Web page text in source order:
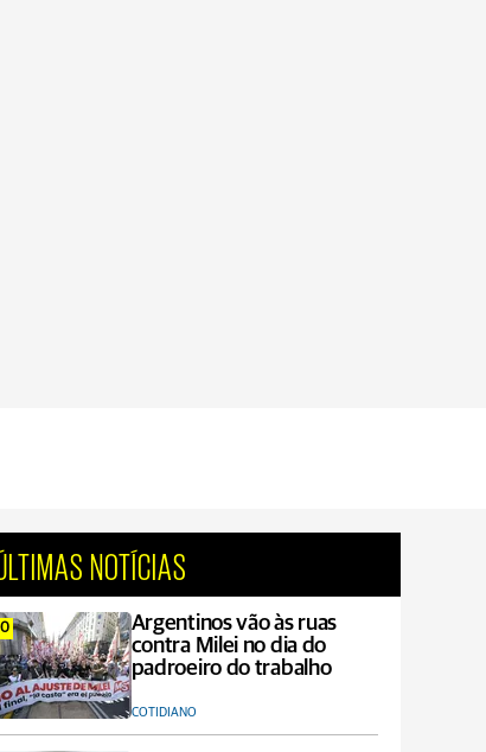
NOTÍCIAS
Argentinos vão às ruas
contra Milei no dia do
padroeiro do trabalho
COTIDIANO